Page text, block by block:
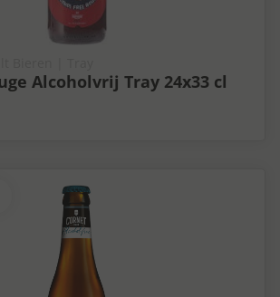
Alcoholvrij Tray 24x33 cl